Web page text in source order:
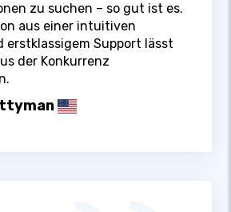
zu suchen – so gut ist es.
aus einer intuitiven
erstklassigem Support lässt
der Konkurrenz